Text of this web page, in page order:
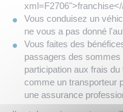
Vous conduisez un
ne vous a pas donné
Vous faites des
passagers des
participation aux frais
comme un transporteur
une assurance